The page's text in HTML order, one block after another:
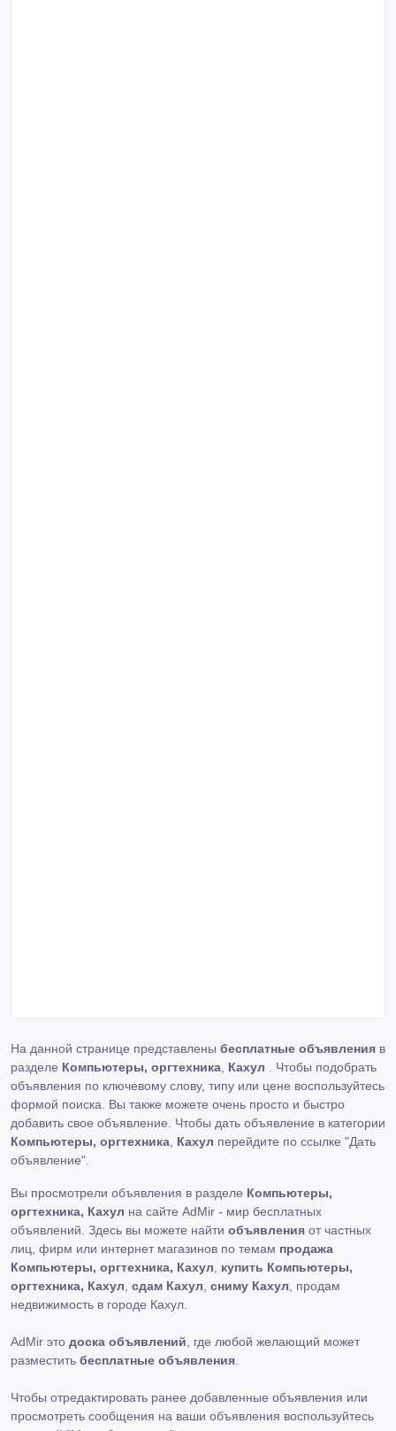
На данной странице представлены бесплатные объявления в
разделе Компьютеры, оргтехника Кахул . Чтобы подобрать
объявления по ключевому слову, типу или цене воспользуйтесь
формой поиска. Вы также можете очень просто и быстро
добавить свое объявление. Чтобы дать объявление в категории
Компьютеры, оргтехника Кахул перейдите по ссылке "Дать
объявление"
Вы просмотрели объявления в разделе Компьютеры,
оргтехника, Кахул на сайте AdMir - мир бесплатных
объявлений. Здесь вы можете найти объявления от частных
лиц, фирм или интернет магазинов по темам продажа
Компьютеры, оргтехника, Кахул
купить Компьютеры,
оргтехника, Кахул сдам Кахул сниму Кахул , продам
недвижимость в городе Кахул.
AdMir это доска объявлений , где любой желающий может
разместить бесплатные объявления
Чтобы отредактировать ранее добавленные объявления или
просмотреть сообщения на ваши объявления воспользуйтесь